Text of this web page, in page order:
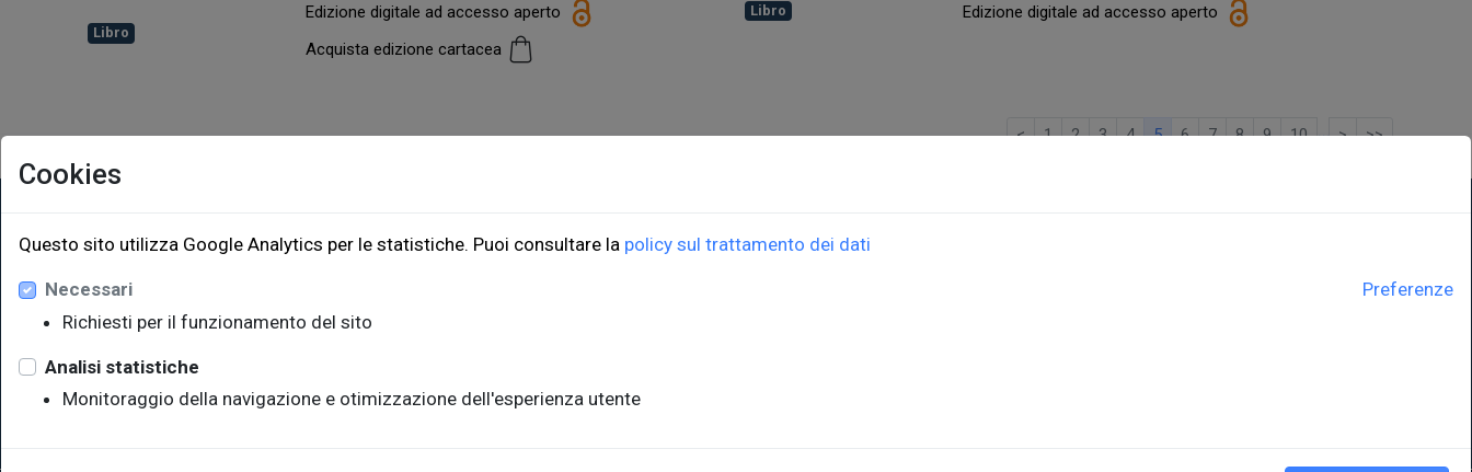
Libro
Edizione digitale ad accesso aperto
Acquista edizione cartacea
Libro Edizione digitale ad accesso aperto
< 1 2 3 4 5 6 7 8 9 10 … > >>
EUT Edizioni Università di Trieste ORDINI
Cookies
Questo sito utilizza Google Analytics per le statistiche. Puoi consultare la policy sul trattamento dei dati
Preferenze
Necessari
Richiesti per il funzionamento del sito
Analisi statistiche
Monitoraggio della navigazione e otimizzazione dell'esperienza utente